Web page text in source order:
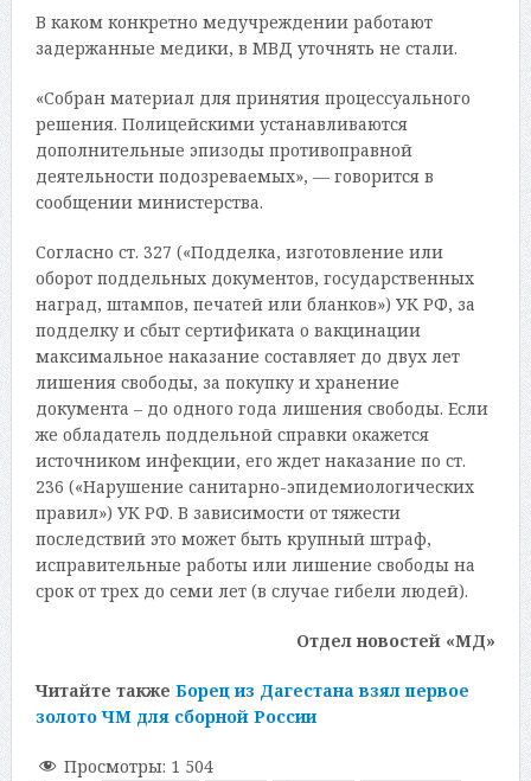
В каком конкретно медучреждении работают
задержанные медики, в МВД уточнять не стали.
«Собран материал для принятия процессуального
решения. Полицейскими устанавливаются
дополнительные эпизоды противоправной
деятельности подозреваемых», — говорится в
сообщении министерства.
Согласно ст. 327 («Подделка, изготовление или
оборот поддельных документов, государственных
наград, штампов, печатей или бланков») УК РФ, за
подделку и сбыт сертификата о вакцинации
максимальное наказание составляет до двух лет
лишения свободы, за покупку и хранение
документа – до одного года лишения свободы. Если
же обладатель поддельной справки окажется
источником инфекции, его ждет наказание по ст.
236 («Нарушение санитарно-эпидемиологических
правил») УК РФ. В зависимости от тяжести
последствий это может быть крупный штраф,
исправительные работы или лишение свободы на
срок от трех до семи лет (в случае гибели людей).
Отдел новостей «МД»
Читайте также Борец из Дагестана взял первое
золото ЧМ для сборной России
Просмотры: 1 504